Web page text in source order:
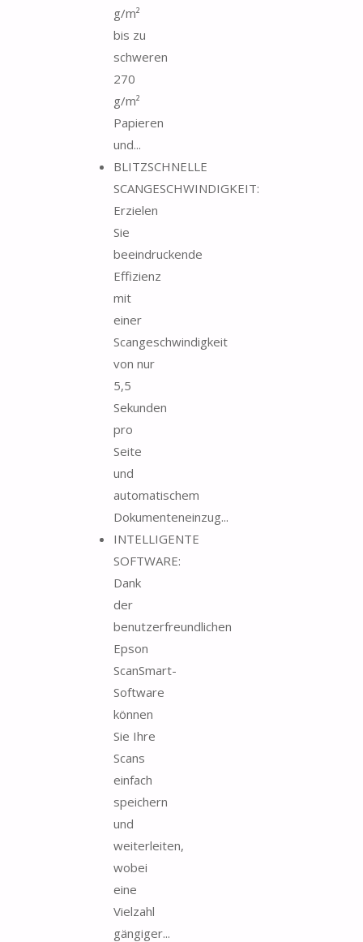
g/m²
bis zu
schweren
270
g/m²
Papieren
und...
BLITZSCHNELLE
SCANGESCHWINDIGKEIT:
Erzielen
Sie
beeindruckende
Effizienz
mit
einer
Scangeschwindigkeit
von nur
5,5
Sekunden
pro
Seite
und
automatischem
Dokumenteneinzug...
INTELLIGENTE
SOFTWARE:
Dank
der
benutzerfreundlichen
Epson
ScanSmart-
Software
können
Sie Ihre
Scans
einfach
speichern
und
weiterleiten,
wobei
eine
Vielzahl
gängiger...